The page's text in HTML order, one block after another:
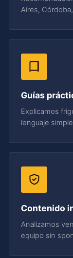
Aires,
Guías
Explicamos
lenguaje
Contenido
Analizamos
equipo sin